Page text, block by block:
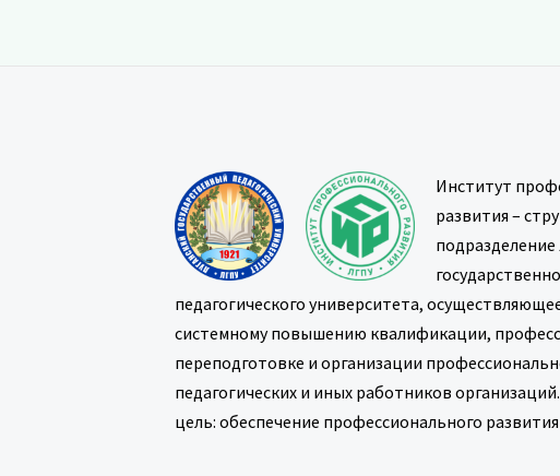
Институт
развития –
подразделение
педагогического университета,
системному повышению квалификации,
переподготовке и организации
педагогических и иных работников
цель: обеспечение профессионального